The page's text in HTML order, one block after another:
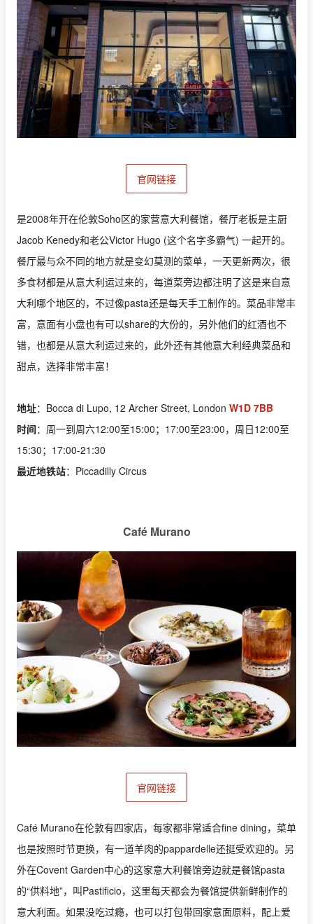
官网链接
是2008年开在伦敦Soho区的家营意大利餐馆，餐厅老板是主厨
Jacob Kenedy和老公Victor Hugo (这个名字多霸气) 一起开的。
餐厅最与众不同的地方就是变幻莫测的菜单，一天更新两次，很
多食材都是从意大利运过来的，每道菜旁边都注明了这是来自意
大利哪个地区的，不过像pasta还是每天手工制作的。菜品非常丰
富，意面有小盘也有可以share的大份的，另外他们的红酒也不
错，也都是从意大利运过来的，此外还有其他意大利经典菜品和
甜点，选择非常丰富！
地址：Bocca di Lupo, 12 Archer Street, London W1D 7BB
时间：周一到周六12:00至15:00；17:00至23:00，周日12:00至
15:30；17:00-21:30
最近地铁站：Piccadilly Circus
Café Murano
官网链接
Café Murano在伦敦有四家店，每家都非常适合fine dining，菜单
也是按照时节更换，有一道羊肉的pappardelle还挺受欢迎的。另
外在Covent Garden中心的这家意大利餐馆旁边就是餐馆pasta
的“供料地”，叫Pastificio，这里每天都会为餐馆提供新鲜制作的
意大利面。如果没吃过瘾，也可以打包带回家意面原料，配上爱